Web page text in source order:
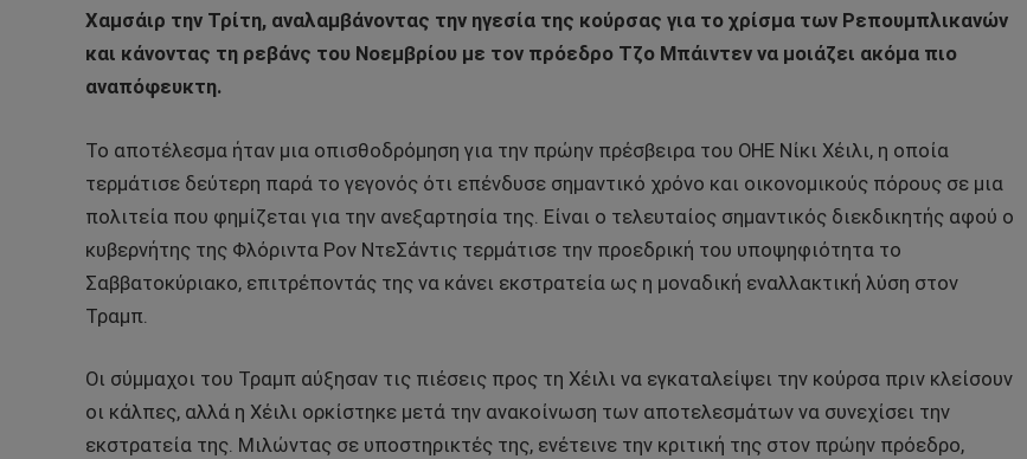
Χαμσάιρ την Τρίτη, αναλαμβάνοντας την ηγεσία της κούρσας για το χρίσμα των Ρεπουμπλικανών
και κάνοντας τη ρεβάνς του Νοεμβρίου με τον πρόεδρο Τζο Μπάιντεν να μοιάζει ακόμα πιο
αναπόφευκτη.
Το αποτέλεσμα ήταν μια οπισθοδρόμηση για την πρώην πρέσβειρα του ΟΗΕ Νίκι Χέιλι, η οποία
τερμάτισε δεύτερη παρά το γεγονός ότι επένδυσε σημαντικό χρόνο και οικονομικούς πόρους σε μια
πολιτεία που φημίζεται για την ανεξαρτησία της. Είναι ο τελευταίος σημαντικός διεκδικητής αφού ο
κυβερνήτης της Φλόριντα Ρον ΝτεΣάντις τερμάτισε την προεδρική του υποψηφιότητα το
Σαββατοκύριακο, επιτρέποντάς της να κάνει εκστρατεία ως η μοναδική εναλλακτική λύση στον
Τραμπ.
Οι σύμμαχοι του Τραμπ αύξησαν τις πιέσεις προς τη Χέιλι να εγκαταλείψει την κούρσα πριν κλείσουν
οι κάλπες, αλλά η Χέιλι ορκίστηκε μετά την ανακοίνωση των αποτελεσμάτων να συνεχίσει την
εκστρατεία της. Μιλώντας σε υποστηρικτές της, ενέτεινε την κριτική της στον πρώην πρόεδρο,